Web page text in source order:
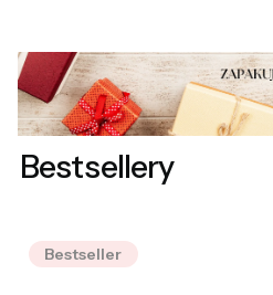
Bestsellery
Bestseller